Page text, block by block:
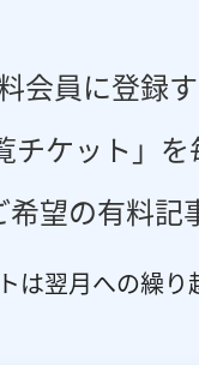
会員に登録
チケット」
望の有料記
は翌月への繰り